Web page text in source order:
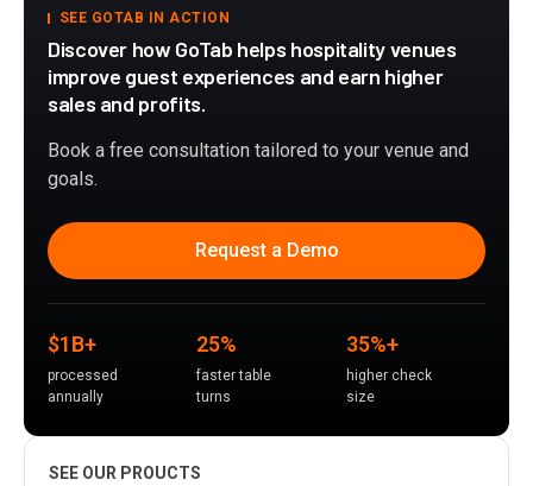
SEE GOTAB IN ACTION
Discover how GoTab helps hospitality venues
improve guest experiences and earn higher
sales and profits.
Book a free consultation tailored to your venue and
goals.
Request a Demo
$1B+
processed
annually
25%
faster table
turns
35%+
higher check
size
SEE OUR PROUCTS